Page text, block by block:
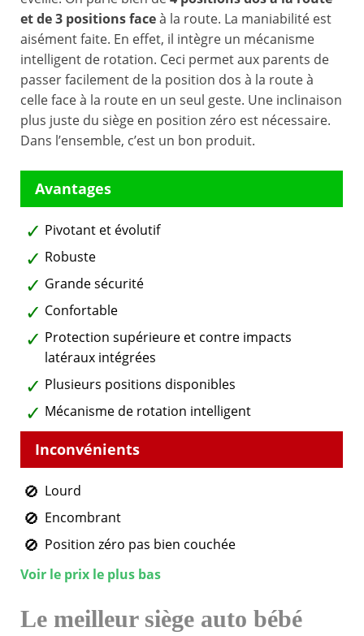
et de 3 positions faceà la route. La maniabilité est
aisément faite. En effet, il intègre un mécanisme
intelligent de rotation. Ceci permet aux parents de
passer facilement de la position dos à la route à
celle face à la route en un seul geste. Une inclinaison
plus juste du siège en position zéro est nécessaire.
Dans l’ensemble, c’est un bon produit.
Pivotant et évolutif
Robuste
Grande sécurité
Confortable
Protection supérieure et contre impacts
latéraux intégrées
Plusieurs positions disponibles
Mécanisme de rotation intelligent
Lourd
Encombrant
Position zéro pas bien couchée
Voir le prix le plus bas
Le meilleur siège auto bébé